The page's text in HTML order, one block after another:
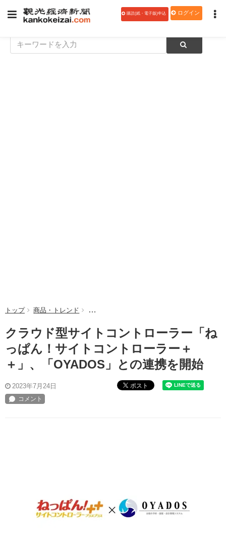
購読(紙・電子版)申込 ログイン
トップ 商品・トレンド クラウド型サイトコントローラー「ねっぱん
クラウド型サイトコントローラー「ね
っぱん！サイトコントローラー＋
＋」、「OYADOS」との連携を開始
2023年7月24日 ポスト